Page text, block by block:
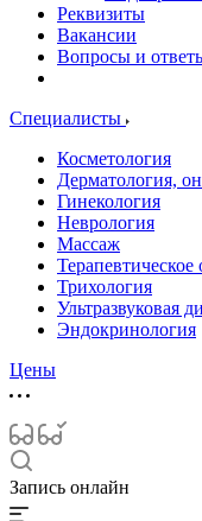
Реквизиты
Вакансии
Вопросы и
Специалисты
Косметология
Дерматология,
Гинекология
Неврология
Массаж
Терапевтическое
Трихология
Ультразвуковая
Эндокринология
Цены
Запись онлайн